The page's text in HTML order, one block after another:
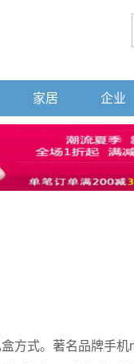
家居 企业
方式。著名品牌手机